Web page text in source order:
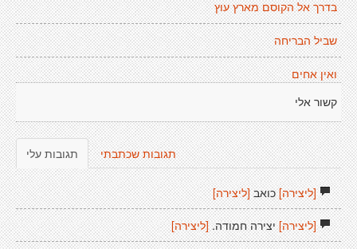
בדרך אל הקוסם מארץ עוץ
שביל הבריחה
ואין אחים
קשור אלי
תגובות עלי תגובות שכתבתי
[ליצירה]כואב[ליצירה]
[ליצירה]יצירה חמודה.[ליצירה]